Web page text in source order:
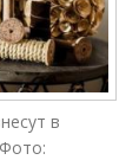
в